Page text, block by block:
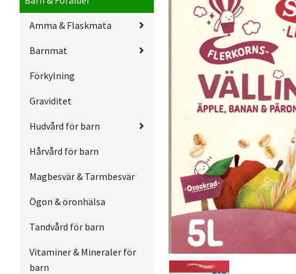
Amma & Flaskmata
Barnmat
Förkylning
Graviditet
Hudvård för barn
Hårvård för barn
Magbesvär & Tarmbesvär
Ögon & öronhälsa
Tandvård för barn
Vitaminer & Mineraler för
barn